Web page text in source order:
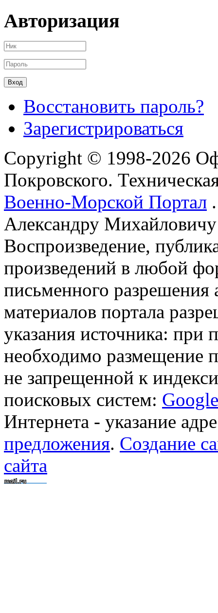
Авторизация
Восстановить пароль?
Зарегистрироваться
Copyright © 1998-2026
Покровского.
Военно-Морской Портал
Александру
Воспроизведение,
произведений в любой
письменного разрешения
материалов портала
указания источника: при
необходимо размещение
не запрещенной к
поисковых систем: Google
Интернета - указание
предложения. Создание
сайта